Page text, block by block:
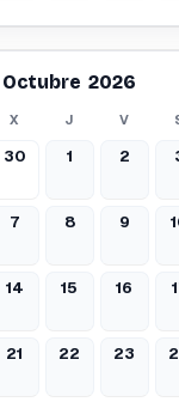
Octubre 2026
X J V
30 1 2
7 8 9
14 15 16
21 22 23